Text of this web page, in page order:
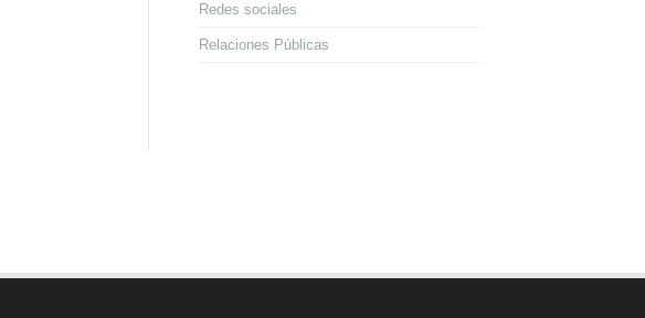
Redes sociales
Relaciones Públicas